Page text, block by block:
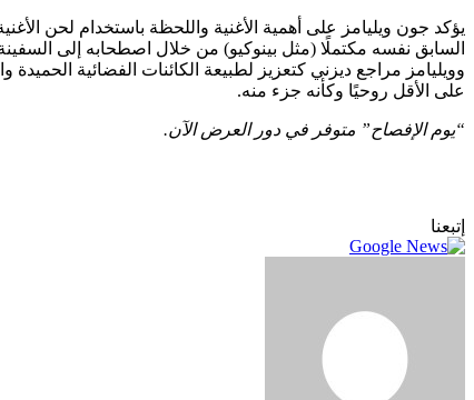
السابق نفسه مكتملًا (مثل بينوكيو) من خلال اصطحابه إلى
على الأقل روحيًا وكأنه جزء منه.
“يوم الإفصاح” متوفر في دور العرض الآن.
إتبعنا